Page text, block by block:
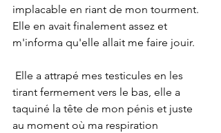
implacable en riant de mon tourment.
Elle en avait finalement assez et
m'informa qu'elle allait me faire jouir.
tirant fermement vers le bas, elle a
taquiné la tête de mon pénis et juste
au moment où ma respiration